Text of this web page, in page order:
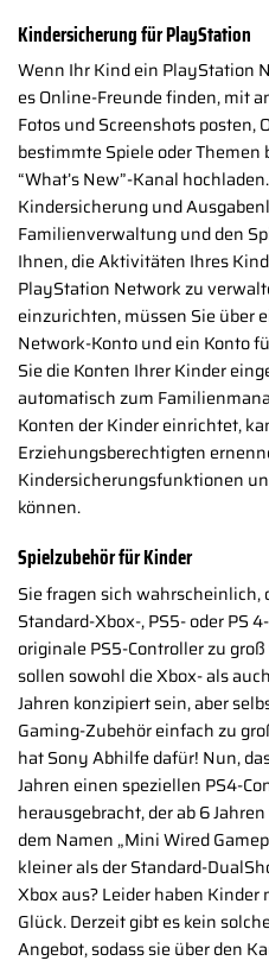
Kindersicherung für PlayStation
Wenn Ihr Kind ein PlayStation
es Online-Freunde finden, mit
Fotos und Screenshots posten,
bestimmte Spiele oder
“What’s New”-Kanal
Kindersicherung und
Familienverwaltung und den
Ihnen, die Aktivitäten Ihres
PlayStation Network zu
einzurichten, müssen Sie über
Network-Konto und ein Konto
Sie die Konten Ihrer Kinder
automatisch zum
Konten der Kinder einrichtet,
Erziehungsberechtigten
Kindersicherungsfunktionen
können.
Spielzubehör für Kinder
Sie fragen sich wahrscheinlich,
Standard-Xbox-, PS5- oder PS
originale PS5-Controller zu
sollen sowohl die Xbox- als
Jahren konzipiert sein, aber
Gaming-Zubehör einfach zu
hat Sony Abhilfe dafür! Nun,
Jahren einen speziellen PS4-
herausgebracht, der ab 6
dem Namen „Mini Wired
kleiner als der Standard-
Xbox aus? Leider haben
Glück. Derzeit gibt es kein
Angebot, sodass sie über den